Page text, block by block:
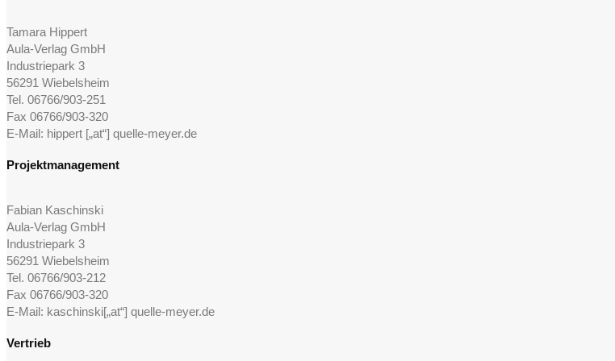
Tamara Hippert
Aula-Verlag GmbH
Industriepark 3
56291 Wiebelsheim
Tel. 06766/903-251
Fax 06766/903-320
E-Mail: hippert [„at“] quelle-meyer.de
Projektmanagement
Fabian Kaschinski
Aula-Verlag GmbH
Industriepark 3
56291 Wiebelsheim
Tel. 06766/903-212
Fax 06766/903-320
E-Mail: kaschinski[„at“] quelle-meyer.de
Vertrieb